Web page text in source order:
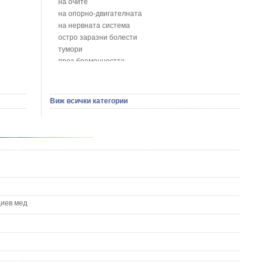
Борови връхчета - Pinus sylvestris
Босилек - Ocimum Basillicum
Брей - Tamus Communis
Брош - Rubia tinctorum L.
Бръшлян - Hedera helix L.
Бял имел - Viscum album L.
Бял оман - Inula Helenium L.
Бяла върба - Salix Аlba
Вратига - Tanacetrum Vulgare
на очите
на опорно-двигателната
на нервната система
остро заразни болести
тумори
през бременността
сексуални проблеми
на половите органи
Виж всички категории
мед